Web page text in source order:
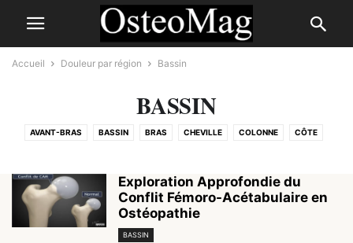
Accueil Douleur par région Bassin
BASSIN
AVANT-BRAS BASSIN BRAS CHEVILLE COLONNE CÔTE
L'AINE MAIN PIED POIGNET POITRINE TÊTE
Exploration Approfondie du
Conflit Fémoro-Acétabulaire en
Ostéopathie
BASSIN